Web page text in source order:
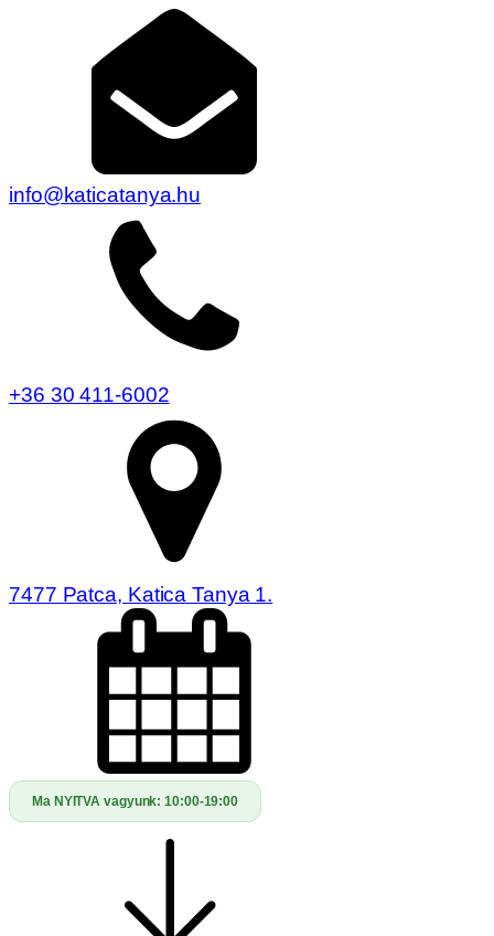
info@katicatanya.hu
+36 30 411-6002
7477 Patca, Katica Tanya 1.
Ma NYITVA vagyunk:10:00-19:00